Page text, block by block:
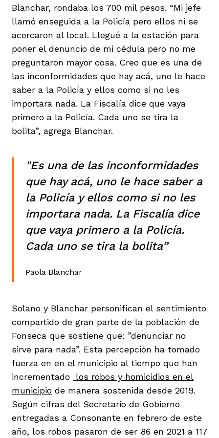
Blanchar, rondaba los 700 mil pesos. “Mi jefe
llamó enseguida a la Policía pero ellos ni se
acercaron al local. Llegué a la estación para
poner el denuncio de mi cédula pero no me
preguntaron mayor cosa. Creo que es una de
las inconformidades que hay acá, uno le hace
saber a la Policía y ellos como si no les
importara nada. La Fiscalía dice que vaya
primero a la Policía. Cada uno se tira la
bolita”, agrega Blanchar.
"Es una de las inconformidades
que hay acá, uno le hace saber a
la Policía y ellos como si no les
importara nada. La Fiscalía dice
que vaya primero a la Policía.
Cada uno se tira la bolita”
Paola Blanchar
Solano y Blanchar personifican el sentimiento
compartido de gran parte de la población de
Fonseca que sostiene que: ”denunciar no
sirve para nada”. Esta percepción ha tomado
fuerza en en el municipio al tiempo que han
incrementado
los robos y homicidios en el
municipio de manera sostenida desde 2019.
Según cifras del Secretario de Gobierno
entregadas a Consonante en febrero de este
año, los robos pasaron de ser 86 en 2021 a 117